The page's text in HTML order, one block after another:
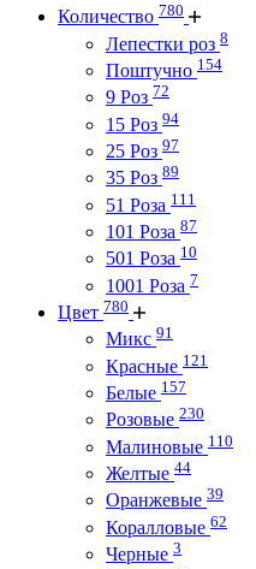
Количество 780
Лепестки роз 8
Поштучно 154
9 Роз 72
15 Роз 94
25 Роз 97
35 Роз 89
51 Роза 111
101 Роза 87
501 Роза 10
1001 Роза 7
Цвет 780
Микс 91
Красные 121
Белые 157
Розовые 230
Малиновые 110
Желтые 44
Оранжевые 39
Коралловые 62
Черные 3